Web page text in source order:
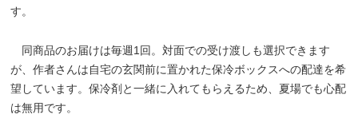
す。
同商品のお届けは毎週1回。対面での受け渡しも選択できます
が、作者さんは自宅の玄関前に置かれた保冷ボックスへの配達を希
望しています。保冷剤と一緒に入れてもらえるため、夏場でも心配
は無用です。